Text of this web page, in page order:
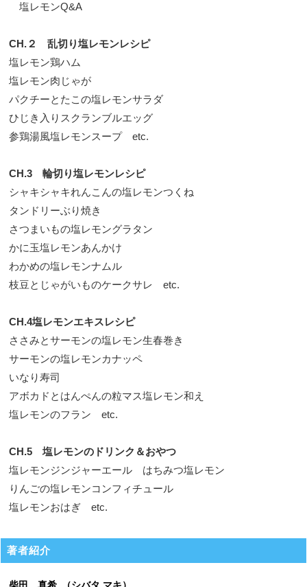
塩レモンQ&A
CH.２ 乱切り塩レモンレシピ
塩レモン鶏ハム
塩レモン肉じゃが
パクチーとたこの塩レモンサラダ
ひじき入りスクランブルエッグ
参鶏湯風塩レモンスープ etc.
CH.3 輪切り塩レモンレシピ
シャキシャキれんこんの塩レモンつくね
タンドリーぶり焼き
さつまいもの塩レモングラタン
かに玉塩レモンあんかけ
わかめの塩レモンナムル
枝豆とじゃがいものケークサレ etc.
CH.4塩レモンエキスレシピ
ささみとサーモンの塩レモン生春巻き
サーモンの塩レモンカナッペ
いなり寿司
アボカドとはんぺんの粒マス塩レモン和え
塩レモンのフラン etc.
CH.5 塩レモンのドリンク＆おやつ
塩レモンジンジャーエール はちみつ塩レモン
りんごの塩レモンコンフィチュール
塩レモンおはぎ etc.
著者紹介
柴田 真希 （シバタ マキ）